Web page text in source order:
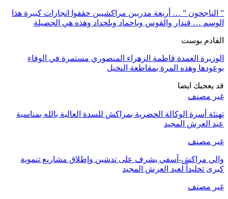
” الناجحون ” … أربعة مدربين مراكشيين حققوا انجازات كبيرة هذا
الوسم … قندار والقوس وباحماد وبلحداد وهذه هي الحصيلة
القادم بوست
الوزيرة العمدة فاطمة الزهراء المنصوري مستمرة في الوفاء
بوعودها وهذه المرة بمقاطعة النخيل
قد يعجبك ايضا
غير مصنف
تهنئة أسرة الوكالة الحضرية بمراكش للسدة العالية بالله بمناسبة
عيد العرش المجيد
غير مصنف
والي مراكش-آسفي يشرف على تدشين وإطلاق مشاريع تنموية
كبرى تخليداً لعيد العرش المجيد
غير مصنف